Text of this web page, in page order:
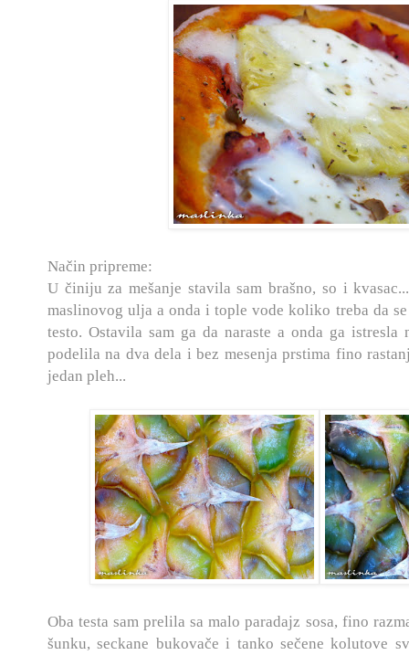
Način pripreme:
U činiju za mešanje stavila sam brašno, so i
maslinovog ulja a onda i tople vode koliko treba da
testo. Ostavila sam ga da naraste a onda ga istresla
podelila na dva dela i bez mesenja prstima fino
jedan pleh...
Oba testa sam prelila sa malo paradajz sosa, fino
šunku, seckane bukovače i tanko sečene kolutove